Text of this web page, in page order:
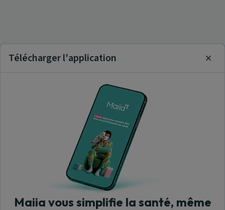
Télécharger l'application
Maiia vous simplifie la santé, même